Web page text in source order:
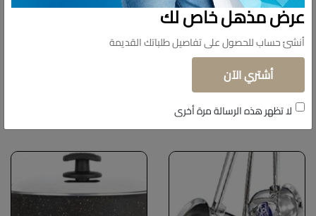
منتجات شبيهة
عرض مذهل خاص لك
أنشئ حساب للحصول على تفاصيل طلباتك القديمة
أشتري الآن
لا تظهر هذه الرسالة مرة أخرى